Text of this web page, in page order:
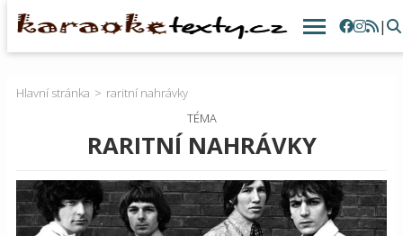
|
Hlavní stránka
raritní nahrávky
TÉMA
RARITNÍ NAHRÁVKY